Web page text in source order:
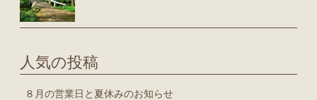
人気の投稿
８月の営業日と夏休みのお知らせ